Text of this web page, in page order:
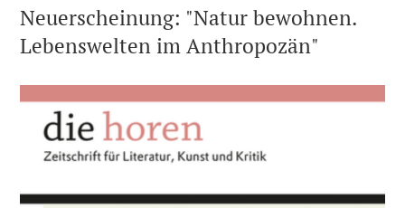
Neuerscheinung: "Natur bewohnen.
Lebenswelten im Anthropozän"